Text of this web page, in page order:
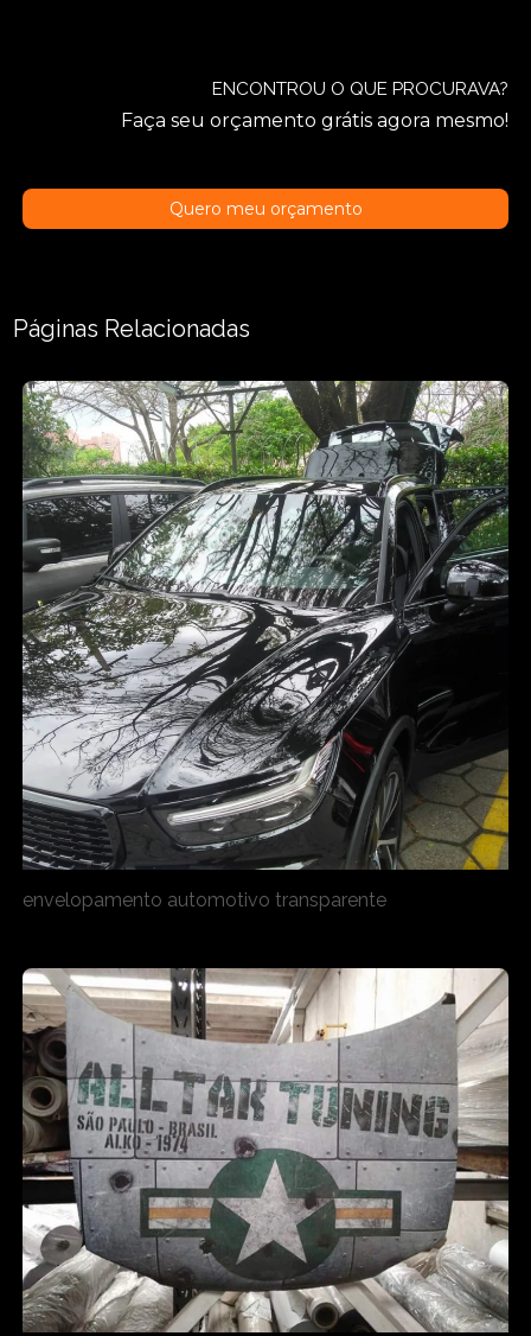
ENCONTROU O QUE PROCURAVA?
Faça seu orçamento grátis agora mesmo!
Quero meu orçamento
Páginas Relacionadas
envelopamento automotivo transparente